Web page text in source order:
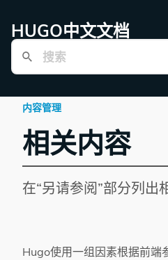
HUGO中文文档
内容管理
相关内容
在“另请参阅”部分列出
Hugo使用一组因素根据前端